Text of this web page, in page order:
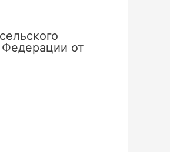
Федерации от